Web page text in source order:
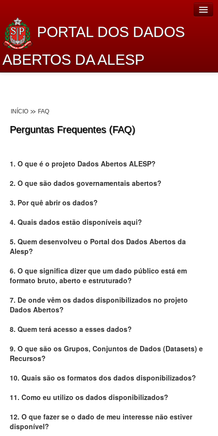
PORTAL DOS DADOS
ABERTOS DA ALESP
Lei de Acesso à Informação
Administração
Legislação
Perguntas frequentes
Contato
INÍCIO FAQ
Perguntas Frequentes (FAQ)
1. O que é o projeto Dados Abertos ALESP?
2. O que são dados governamentais abertos?
3. Por quê abrir os dados?
4. Quais dados estão disponíveis aqui?
5. Quem desenvolveu o Portal dos Dados Abertos da
Alesp?
6. O que significa dizer que um dado público está em
formato bruto, aberto e estruturado?
7. De onde vêm os dados disponibilizados no projeto
Dados Abertos?
8. Quem terá acesso a esses dados?
9. O que são os Grupos, Conjuntos de Dados (Datasets) e
Recursos?
10. Quais são os formatos dos dados disponibilizados?
11. Como eu utilizo os dados disponibilizados?
12. O que fazer se o dado de meu interesse não estiver
disponível?